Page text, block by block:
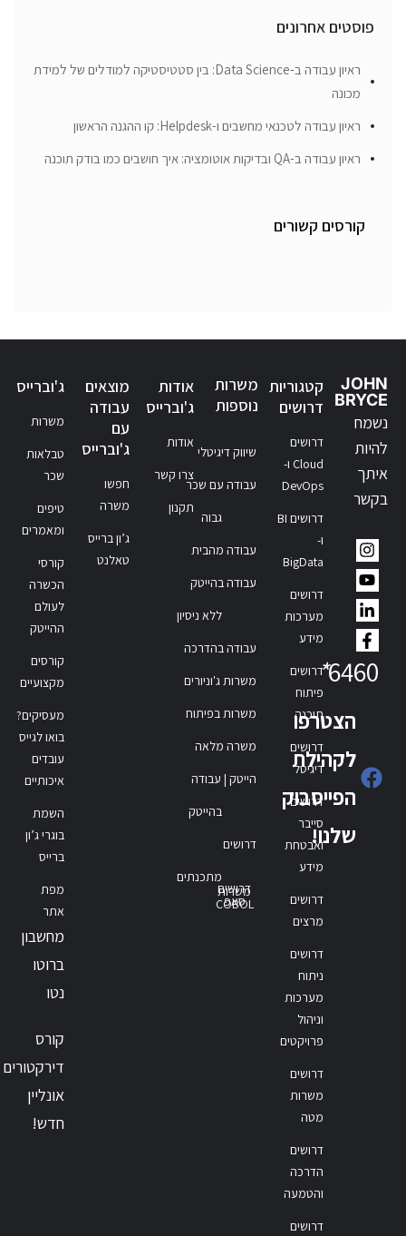
פוסטים אחרונים
ראיון עבודה ב-Data Science: בין סטטיסטיקה למודלים של למידת
מכונה
ראיון עבודה לטכנאי מחשבים ו-Helpdesk: קו ההגנה הראשון
ראיון עבודה ב-QA ובדיקות אוטומציה: איך חושבים כמו בודק תוכנה
קורסים קשורים
JOHN
BRYCE
נשמח
להיות
איתך
בקשר
6460
*
הצטרפו
לקהילת
הפייסבוק
שלנו!
קטגוריות
דרושים
דרושים
Cloud ו-
DevOps
דרושים BI
ו-
BigData
דרושים
מערכות
מידע
דרושים
פיתוח
תוכנה
דרושים
דיגיטל
דרושים
סייבר
ואבטחת
מידע
דרושים
מרצים
דרושים
ניתוח
מערכות
וניהול
פרויקטים
דרושים
משרות
מטה
דרושים
הדרכה
והטמעה
דרושים
משרות
נוספות
שיווק דיגיטלי
עבודה עם שכר
גבוה
עבודה מהבית
עבודה בהייטק
ללא ניסיון
עבודה בהדרכה
משרות ג'וניורים
משרות בפיתוח
משרה מלאה
הייטק | עבודה
בהייטק
דרושים
מתכנתים
דרושים
סאפ
משרות
COBOL
אודות
ג'וברייס
אודות
צרו קשר
תקנון
מוצאים
עבודה
עם
ג'וברייס
חפשו
משרה
ג’ון ברייס
טאלנט
ג'וברייס
משרות
טבלאות
שכר
טיפים
ומאמרים
קורסי
הכשרה
לעולם
ההייטק
קורסים
מקצועיים
מעסיקים?
בואו לגייס
עובדים
איכותיים
השמת
בוגרי ג’ון
ברייס
מפת
אתר
מחשבון
ברוטו
נטו
קורס
דירקטורים
אונליין
חדש!